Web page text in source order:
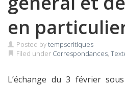
en
Posted bytempscritiques
Filed under Correspondances,
L’échange du 3 février